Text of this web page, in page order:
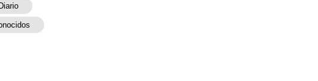
Diario